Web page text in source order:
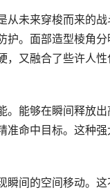
未来穿梭而来的战
护。面部造型棱角
，又融合了些许人
能够在瞬间释放出
准命中目标。这种
瞬间的空间移动。